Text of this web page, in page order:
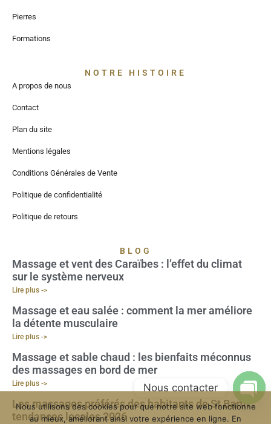
Pierres
Formations
NOTRE HISTOIRE
A propos de nous
Contact
Plan du site
Mentions légales
Conditions Générales de Vente
Politique de confidentialité
Politique de retours
BLOG
Massage et vent des Caraïbes : l’effet du climat
sur le système nerveux
Lire plus ->
Massage et eau salée : comment la mer améliore
la détente musculaire
Lire plus ->
Massage et sable chaud : les bienfaits méconnus
des massages en bord de mer
Lire plus ->
Les massages préférés des habitants de St Barth :
tendances locales 2026
Nous utilisons des cookies pour que notre site web fonctionne
au mieux, améliorant ainsi votre expérience en ligne. En
Nous contacter